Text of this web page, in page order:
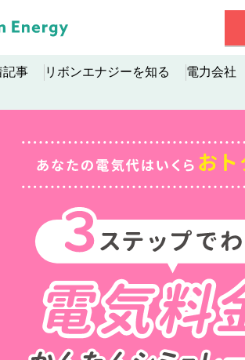
記事 リボンエナジーを知る 電力会社